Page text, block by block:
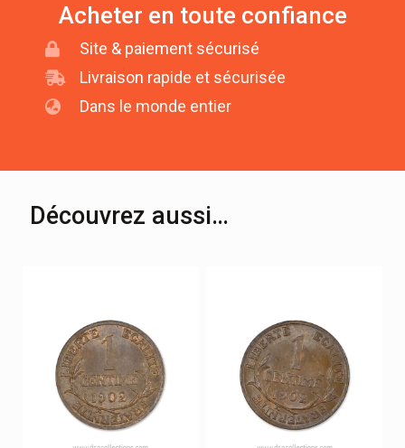
Acheter en toute confiance
Site & paiement sécurisé
Livraison rapide et sécurisée
Dans le monde entier
Découvrez aussi…